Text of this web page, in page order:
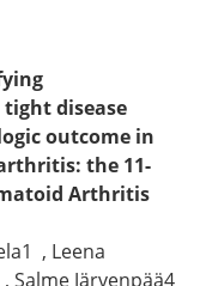
disease
outcome in
the 11-
Arthritis
, Leena
Salme Järvenpää4